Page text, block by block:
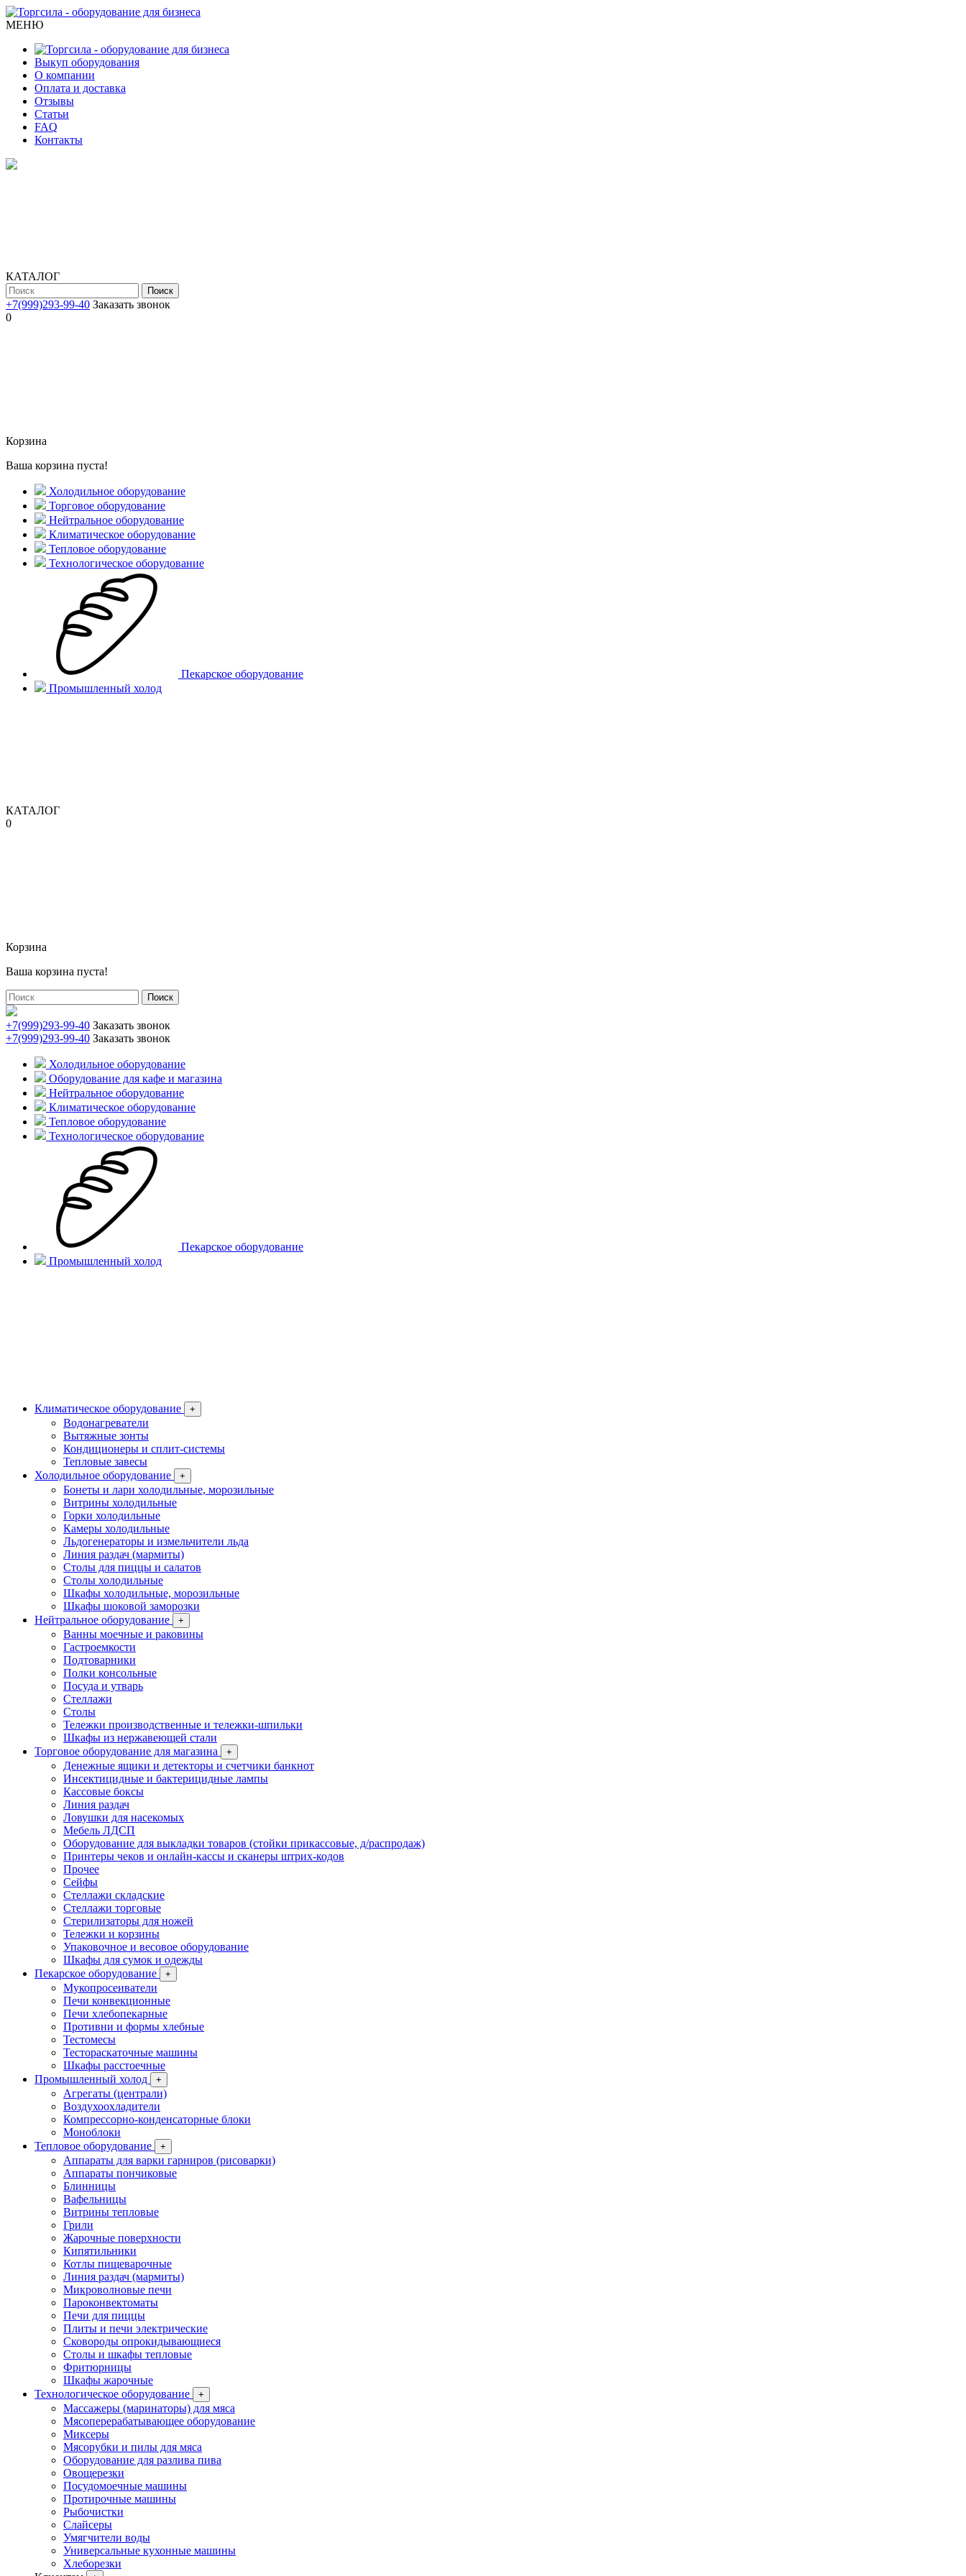
МЕНЮ
Выкуп оборудования
О компании
Оплата и доставка
Отзывы
Статьи
FAQ
Контакты
КАТАЛОГ
Поиск
+7(999)293-99-40 Заказать звонок
0
Корзина
Ваша корзина пуста!
Холодильное оборудование
Торговое оборудование
Нейтральное оборудование
Климатическое оборудование
Тепловое оборудование
Технологическое оборудование
Пекарское оборудование
Промышленный холод
КАТАЛОГ
0
Корзина
Ваша корзина пуста!
Поиск
+7(999)293-99-40 Заказать звонок
+7(999)293-99-40 Заказать звонок
Холодильное оборудование
Оборудование для кафе и магазина
Нейтральное оборудование
Климатическое оборудование
Тепловое оборудование
Технологическое оборудование
Пекарское оборудование
Промышленный холод
Климатическое оборудование +
Водонагреватели
Вытяжные зонты
Кондиционеры и сплит-системы
Тепловые завесы
Холодильное оборудование
+
Бонеты и лари холодильные, морозильные
Витрины холодильные
Горки холодильные
Камеры холодильные
Льдогенераторы и измельчители льда
Линия раздач (мармиты)
Столы для пиццы и салатов
Столы холодильные
Шкафы холодильные, морозильные
Шкафы шоковой заморозки
Нейтральное оборудование
+
Ванны моечные и раковины
Гастроемкости
Подтоварники
Полки консольные
Посуда и утварь
Стеллажи
Столы
Тележки производственные и тележки-шпильки
Шкафы из нержавеющей стали
Торговое оборудование для магазина
+
Денежные ящики и детекторы и счетчики банкнот
Инсектицидные и бактерицидные лампы
Кассовые боксы
Линия раздач
Ловушки для насекомых
Мебель ЛДСП
Оборудование для выкладки товаров (стойки прикассовые, д/распродаж)
Принтеры чеков и онлайн-кассы и сканеры штрих-кодов
Прочее
Сейфы
Стеллажи складские
Стеллажи торговые
Стерилизаторы для ножей
Тележки и корзины
Упаковочное и весовое оборудование
Шкафы для сумок и одежды
Пекарское оборудование
+
Мукопросеиватели
Печи конвекционные
Печи хлебопекарные
Противни и формы хлебные
Тестомесы
Тестораскаточные машины
Шкафы расстоечные
Промышленный холод
+
Агрегаты (централи)
Воздухоохладители
Компрессорно-конденсаторные блоки
Моноблоки
Тепловое оборудование
+
Аппараты для варки гарниров (рисоварки)
Аппараты пончиковые
Блинницы
Вафельницы
Витрины тепловые
Грили
Жарочные поверхности
Кипятильники
Котлы пищеварочные
Линия раздач (мармиты)
Микроволновые печи
Пароконвектоматы
Печи для пиццы
Плиты и печи электрические
Сковороды опрокидывающиеся
Столы и шкафы тепловые
Фритюрницы
Шкафы жарочные
Технологическое оборудование
+
Массажеры (маринаторы) для мяса
Мясоперерабатывающее оборудование
Миксеры
Мясорубки и пилы для мяса
Оборудование для разлива пива
Овощерезки
Посудомоечные машины
Протирочные машины
Рыбочистки
Слайсеры
Умягчители воды
Универсальные кухонные машины
Хлеборезки